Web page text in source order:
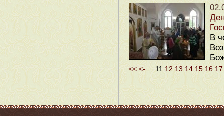
В
<< <- ... 11 12 13 14 15 16 17